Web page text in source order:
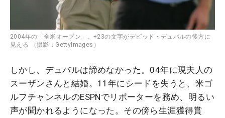
2004年の「全米オープン」。+23の文字がデビッド・デュバルの後方に
見える （撮影：GettyImages）
しかし、デュバルは諦めなかった。04年に現夫人の
スーザンさんと結婚。11年にシードを失うと、米ゴ
ルフチャンネルのESPNでリポーターを務め、明るい
声が聞かれるようになった。その傍ら生涯獲得賞